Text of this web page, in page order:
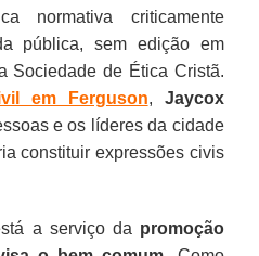
normativa criticamente
pública, sem edição em
Sociedade de Ética Cristã.
em Ferguson, Jaycox
e os líderes da cidade
constituir expressões civis
a serviço da promoção